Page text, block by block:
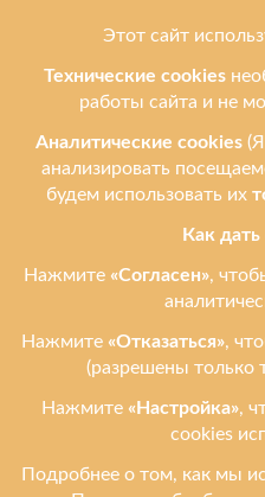
О нас
Мы ремонтируем
Ремонтируем бренды
Контакты
Ульяновск, ул. Рябикова, 37
Фото входа и ориентиры →
leprostars@gmail.com